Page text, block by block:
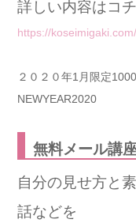
詳しい内容はコ
https://
２０２０年1月限定
NEWYEAR2020
無料メール講
自分の見せ方と
話などを